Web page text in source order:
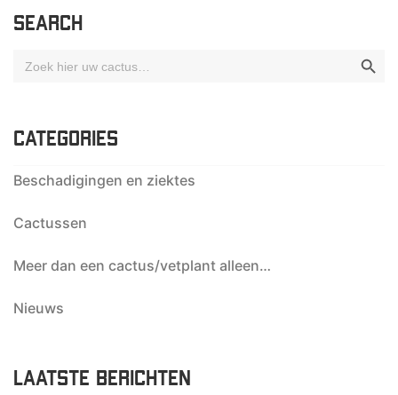
SEARCH
naar:
CATEGORIES
Beschadigingen en ziektes
Cactussen
Meer dan een cactus/vetplant alleen…
Nieuws
LAATSTE BERICHTEN